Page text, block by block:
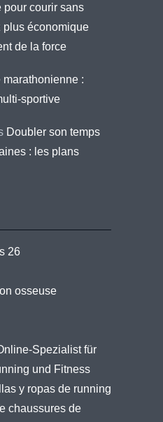
pour courir sans
plus économique
de la force
marathonienne :
sportive
Doubler son temps
: les plans
26
osseuse
Spezialist für
und Fitness
y ropas de running
chaussures de